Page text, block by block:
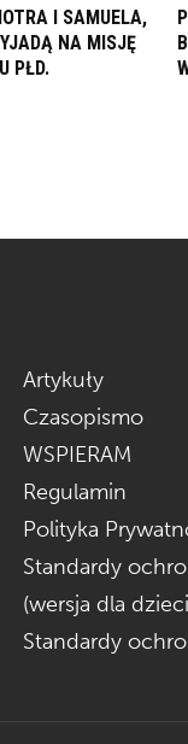
I SAMUELA,
NA MISJĘ
PŁD.
Artykuły
Czasopismo
WSPIERAM
Regulamin
Polityka
Standardy
(wersja dla
Standardy